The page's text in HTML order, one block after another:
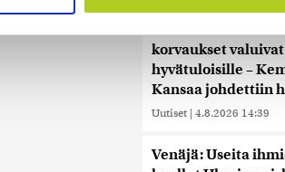
sosiaalisen median ominaisuuksien
mainosalan ja analytiikka-alan
voivat yhdistää näitä tietoja muihin
Tietoja saatetaan myös siirtää
Hammashoidon
korvaukset valuivat
hyvätuloisille –
Kansaa johdettiin
Uutiset | 4.8.2026 14:39
Venäjä: Useita